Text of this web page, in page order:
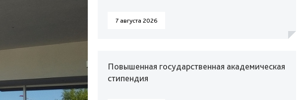
7 августа 2026
Повышенная государственная академическая
стипендия